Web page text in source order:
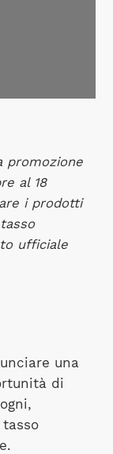
promozione
al 18
i prodotti
ufficiale
una
di